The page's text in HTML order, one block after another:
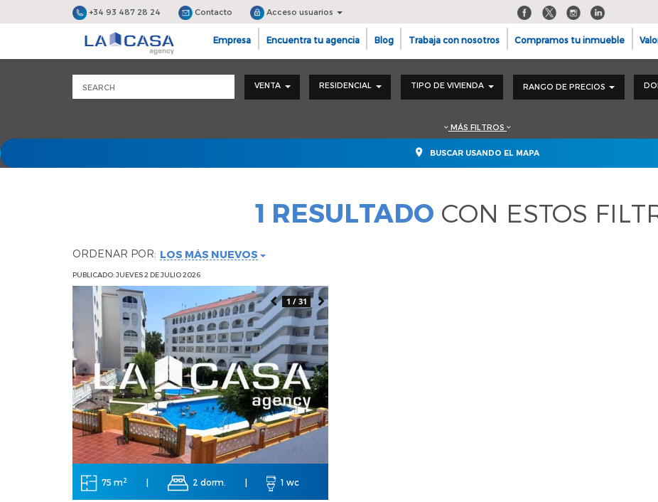
+34 93 487 28 24 Contacto Acceso usuarios
Empresa Encuentra tu agencia Blog Trabaja con nosotros Compramos tu inmueble
VENTA RESIDENCIAL TIPO DE VIVIENDA RANGO DE PRECIOS
MÁS FILTROS
BUSCAR USANDO EL MAPA
1 RESULTADO CON ESTOS
ORDENAR POR: LOS MÁS NUEVOS
PUBLICADO: JUEVES 2 DE JULIO 2026
1 / 31
75 m2 2 dorm. 1 wc